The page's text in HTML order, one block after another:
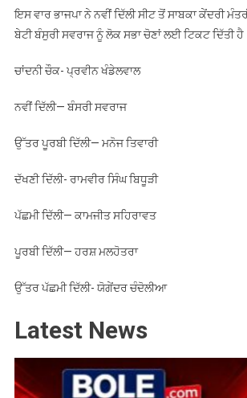
ਇਸ ਵਾਰ ਭਾਜਪਾ ਨੇ ਨਵੀਂ ਦਿੱਲੀ ਸੀਟ ਤੋਂ ਸਾਬਕਾ ਕੇਂਦਰੀ
ਬੇਟੀ ਬੰਸੁਰੀ ਸਵਰਾਜ ਨੂੰ ਲੋਕ ਸਭਾ ਚੋਣਾਂ ਲਈ ਟਿਕਟ ਦਿੱਤੀ
ਚਾਂਦਨੀ ਚੌਕ- ਪ੍ਰਵੀਨ ਖੰਡੇਲਵਾਲ
ਨਵੀਂ ਦਿੱਲੀ— ਬੰਸਰੀ ਸਵਰਾਜ
ਉੱਤਰ ਪੂਰਬੀ ਦਿੱਲੀ— ਮਨੋਜ ਤਿਵਾਰੀ
ਦੱਖਣੀ ਦਿੱਲੀ- ਰਾਮਵੀਰ ਸਿੰਘ ਬਿਧੂੜੀ
ਪੱਛਮੀ ਦਿੱਲੀ— ਕਾਮਜੀਤ ਸਹਿਰਾਵਤ
ਪੂਰਬੀ ਦਿੱਲੀ— ਹਰਸ਼ ਮਲਹੋਤਰਾ
ਉੱਤਰ ਪੱਛਮੀ ਦਿੱਲੀ- ਯੋਗੇਂਦਰ ਚੰਦੋਲੀਆ
Latest News